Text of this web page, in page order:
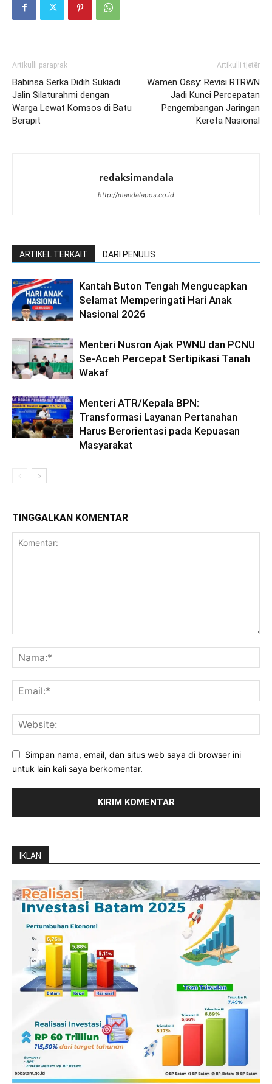
Artikulli paraprak
Babinsa Serka Didih Sukiadi
Jalin Silaturahmi dengan
Warga Lewat Komsos di Batu
Berapit
Artikulli tjetër
Wamen Ossy: Revisi RTRWN
Jadi Kunci Percepatan
Pengembangan Jaringan
Kereta Nasional
redaksimandala
http://mandalapos.co.id
ARTIKEL TERKAIT DARI PENULIS
Kantah Buton Tengah Mengucapkan
Selamat Memperingati Hari Anak
Nasional 2026
Menteri Nusron Ajak PWNU dan PCNU
Se-Aceh Percepat Sertipikasi Tanah
Wakaf
Menteri ATR/Kepala BPN:
Transformasi Layanan Pertanahan
Harus Berorientasi pada Kepuasan
Masyarakat
TINGGALKAN KOMENTAR
Simpan nama, email, dan situs web saya di browser ini
untuk lain kali saya berkomentar.
IKLAN